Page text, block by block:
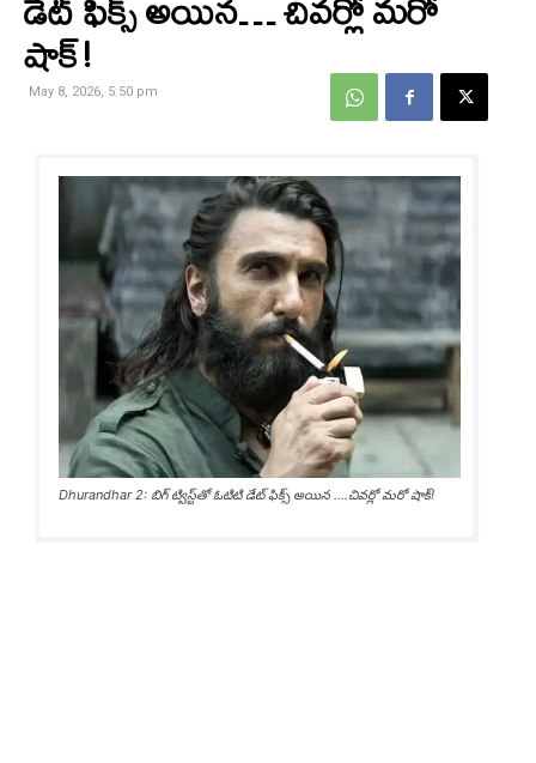
షాక్!
May 8, 2026, 5:50 pm
Dhurandhar 2: బిగ్ ట్విస్ట్‌తో ఓటిటి డేట్ ఫిక్స్ అయిన ....చివర్లో మరో షాక్!